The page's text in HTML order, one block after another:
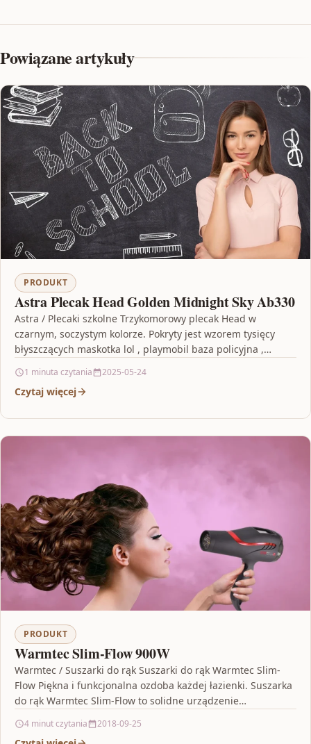
Powiązane artykuły
PRODUKT
Astra Plecak Head Golden Midnight Sky Ab330
Astra / Plecaki szkolne Trzykomorowy plecak Head w
czarnym, soczystym kolorze. Pokryty jest wzorem tysięcy
błyszczących maskotka lol , playmobil baza policyjna ,
1 minuta czytania 2025-05-24
Czytaj więcej
PRODUKT
Warmtec Slim-Flow 900W
Warmtec / Suszarki do rąk Suszarki do rąk Warmtec Slim-
Flow Piękna i funkcjonalna ozdoba każdej łazienki. Suszarka
do rąk Warmtec Slim-Flow to solidne urządzenie…
4 minut czytania 2018-09-25